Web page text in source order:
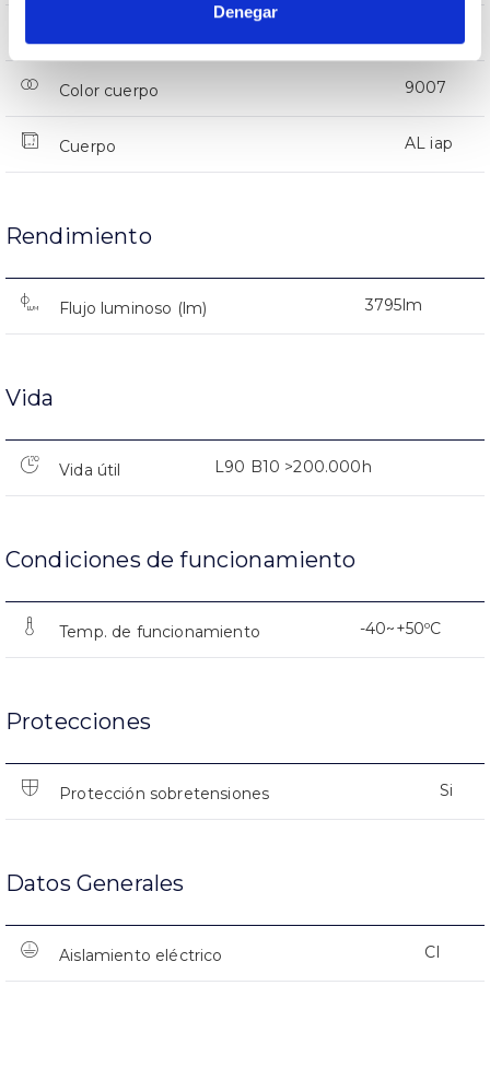
Denegar
Color cuerpo 9007
Cuerpo AL iap
Rendimiento
Flujo luminoso (lm) 3795lm
Vida
Vida útil L90 B10 >200.000h
Condiciones de funcionamiento
Temp. de funcionamiento -40~+50ºC
Protecciones
Protección sobretensiones Si
Datos Generales
Aislamiento eléctrico CI